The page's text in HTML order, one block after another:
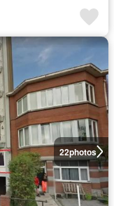
22photos